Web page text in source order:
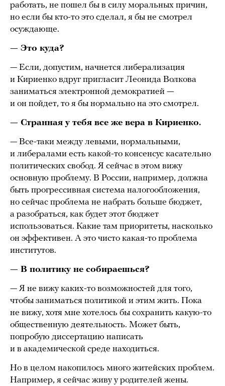
работать, не пошел бы в силу моральных причин,
но если бы кто-то это сделал, я бы не смотрел
осуждающе.
— Это куда?
— Если, допустим, начнется либерализация
и Кириенко вдруг пригласит Леонида Волкова
заниматься электронной демократией —
и он пойдет, то я бы нормально на это смотрел.
— Странная у тебя все же вера в Кириенко.
— Все-таки между левыми, нормальными,
и либералами есть какой-то консенсус касательно
политических свобод. Я сейчас в этом вижу
основную проблему. В России, например, должна
быть прогрессивная система налогообложения,
но сейчас проблема не набрать больше бюджет,
а разобраться, как будет этот бюджет
использоваться. Какие там приоритеты, насколько
он эффективен. А это чисто какая-то проблема
институтов.
— В политику не собираешься?
— Я не вижу каких-то возможностей для того,
чтобы заниматься политикой и этим жить. Пока
не вижу, хотя мне хотелось бы сохранить какую-то
общественную деятельность. Может быть,
попробую диссертацию написать
и в академической среде находиться.
Но в целом накопилось много житейских проблем.
Например, я сейчас живу у родителей жены.